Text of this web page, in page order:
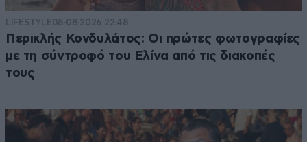
LIFESTYLE08·08·2026 22:48
Περικλής Κονδυλάτος: Οι πρώτες φωτογραφίες
με τη σύντροφό του Ελίνα από τις διακοπές
τους